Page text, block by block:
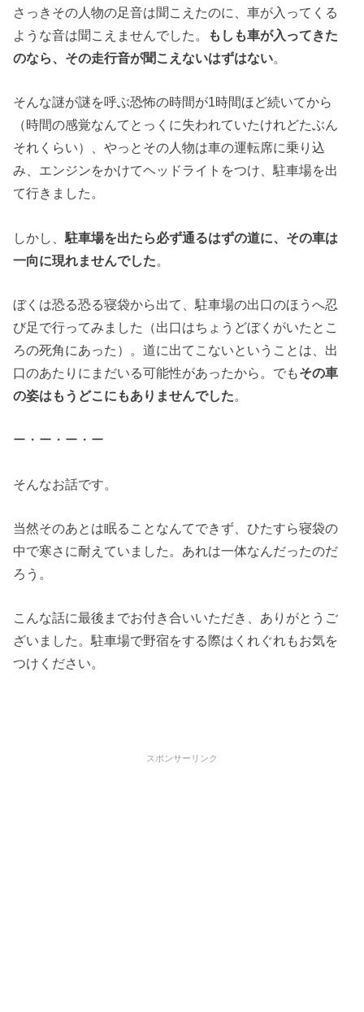
さっきその人物の足音は聞こえたのに、車が入ってくる
ような音は聞こえませんでした。
もしも車が入ってきた
のなら、その走行音が聞こえないはずはない。
そんな謎が謎を呼ぶ恐怖の時間が1時間ほど続いてから
（時間の感覚なんてとっくに失われていたけれどたぶん
それくらい）、やっとその人物は車の運転席に乗り込
み、エンジンをかけてヘッドライトをつけ、駐車場を出
て行きました。
しかし、駐車場を出たら必ず通るはずの道に、その車は
一向に現れませんでした。
ぼくは恐る恐る寝袋から出て、駐車場の出口のほうへ忍
び足で行ってみました（出口はちょうどぼくがいたとこ
ろの死角にあった）。道に出てこないということは、出
口のあたりにまだいる可能性があったから。でもその車
の姿はもうどこにもありませんでした。
ー・ー・ー・ー
そんなお話です。
当然そのあとは眠ることなんてできず、ひたすら寝袋の
中で寒さに耐えていました。あれは一体なんだったのだ
ろう。
こんな話に最後までお付き合いいただき、ありがとうご
ざいました。駐車場で野宿をする際はくれぐれもお気を
つけください。
スポンサーリンク